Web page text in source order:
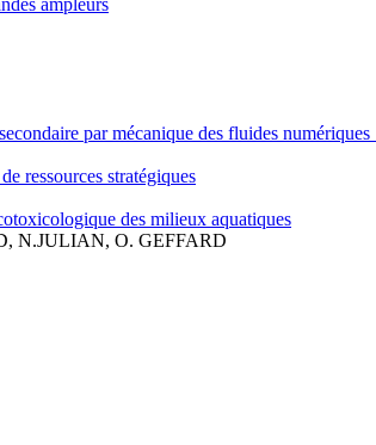
par mécanique des fluides numériques
ressources stratégiques
des milieux aquatiques
N.JULIAN, O. GEFFARD